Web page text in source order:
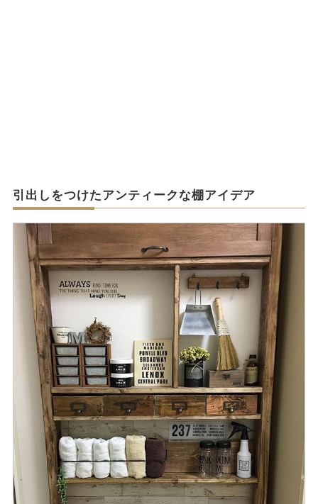
引出しをつけたアンティークな棚アイデア